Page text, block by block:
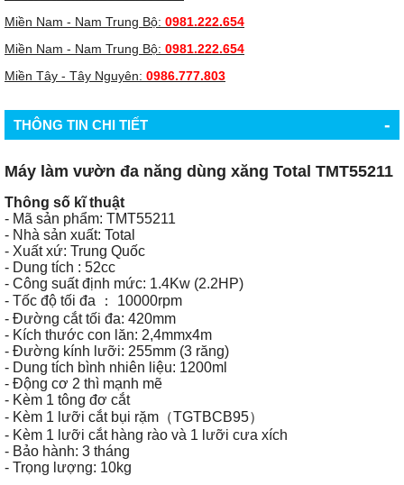
Miền Nam - Nam Trung Bộ: 0981.222.654
Miền Nam - Nam Trung Bộ: 0981.222.654
Miền Tây - Tây Nguyên: 0986.777.803
THÔNG TIN CHI TIẾT -
Máy làm vườn đa năng dùng xăng Total TMT55211
Thông số kĩ thuật
- Mã sản phẩm: TMT55211
- Nhà sản xuất: Total
- Xuất xứ: Trung Quốc
- Dung tích : 52cc
- Công suất định mức: 1.4Kw (2.2HP)
- Tốc độ tối đa ： 10000rpm
- Đường cắt tối đa: 420mm
- Kích thước con lăn: 2,4mmx4m
- Đường kính lưỡi: 255mm (3 răng)
- Dung tích bình nhiên liệu: 1200ml
- Động cơ 2 thì mạnh mẽ
- Kèm 1 tông đơ cắt
- Kèm 1 lưỡi cắt bụi rặm（TGTBCB95）
- Kèm 1 lưỡi cắt hàng rào và 1 lưỡi cưa xích
- Bảo hành: 3 tháng
- Trọng lượng: 10kg